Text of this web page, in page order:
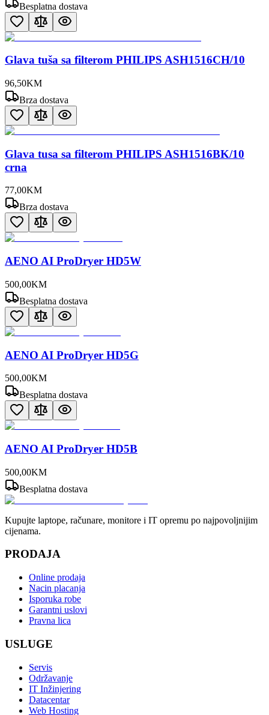
Besplatna dostava
Glava tuša sa filterom PHILIPS ASH1516CH/10
96,50KM
Brza dostava
Glava tusa sa filterom PHILIPS ASH1516BK/10
crna
77,00KM
Brza dostava
AENO AI ProDryer HD5W
500,00KM
Besplatna dostava
AENO AI ProDryer HD5G
500,00KM
Besplatna dostava
AENO AI ProDryer HD5B
500,00KM
Besplatna dostava
Kupujte laptope, računare, monitore i IT opremu po najpovoljnijim
cijenama.
PRODAJA
Online prodaja
Nacin placanja
Isporuka robe
Garantni uslovi
Pravna lica
USLUGE
Servis
Održavanje
IT Inžinjering
Datacentar
Web Hosting